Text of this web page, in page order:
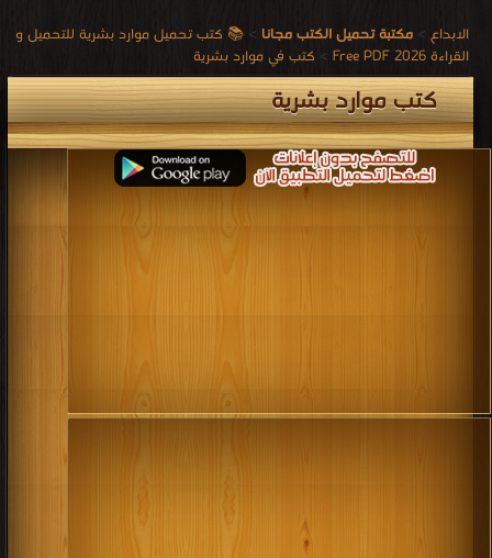
الابداع > مكتبة تحميل الكتب مجانا > 📚 كتب تحميل موارد بشرية للتحميل و
القراءة 2026 Free PDF
> كتب في موارد بشرية
كتب موارد بشرية